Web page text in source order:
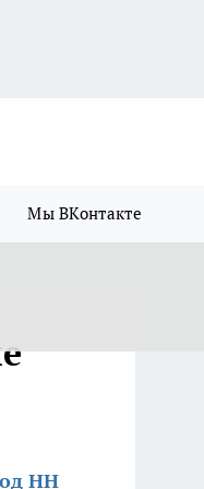
Мы ВКонтакте
НН